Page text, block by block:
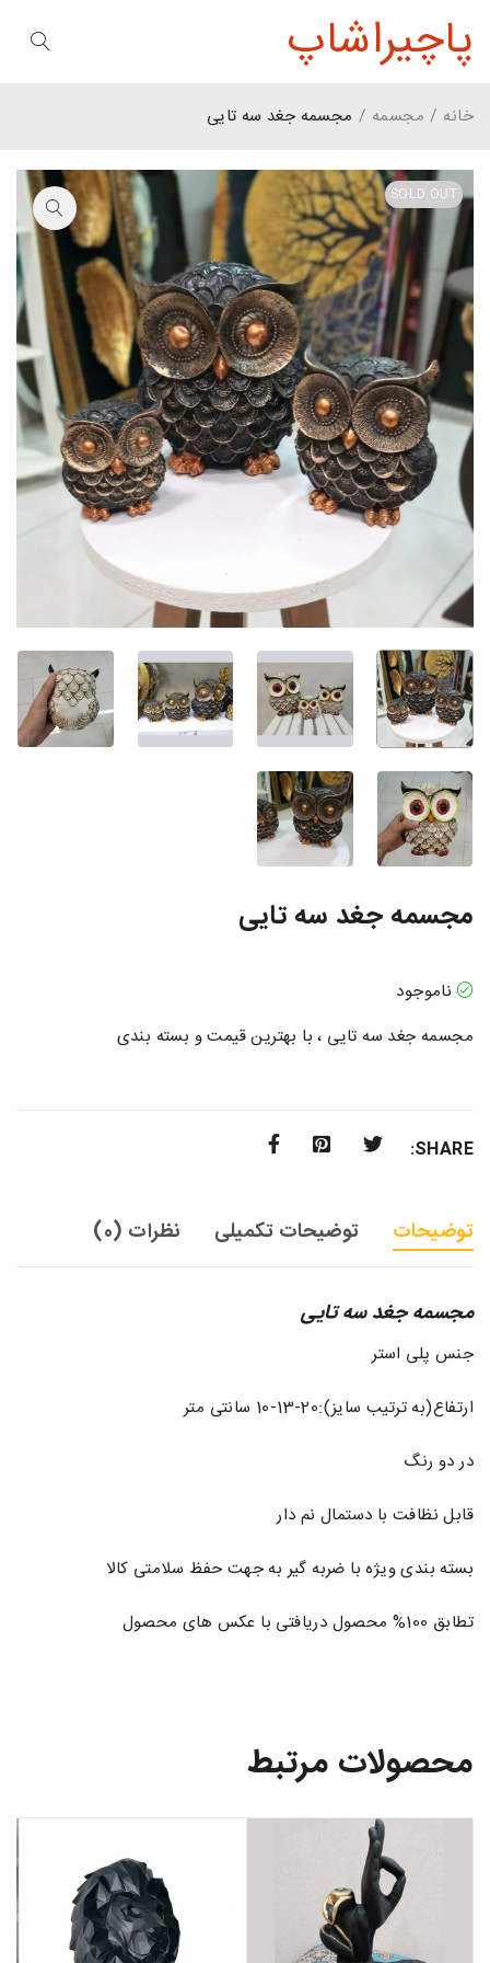
پاچیراشاپ
خانه / مجسمه / مجسمه جغد سه تایی
SOLD OUT
مجسمه جغد سه تایی
ناموجود
مجسمه جغد سه تایی ، با بهترین قیمت و بسته بندی
SHARE:
توضیحات توضیحات تکمیلی نظرات (0)
مجسمه جغد سه تایی
جنس پلی استر
ارتفاع(به ترتیب سایز):20-13-10 سانتی متر
در دو رنگ
قابل نظافت با دستمال نم دار
بسته بندی ویژه با ضربه گیر به جهت حفظ سلامتی کالا
تطابق 100% محصول دریافتی با عکس های محصول
محصولات مرتبط